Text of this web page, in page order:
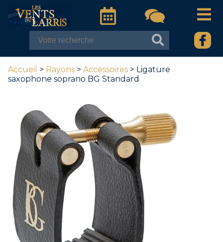
Accueil > Rayons > Accessoires > Ligature
saxophone soprano BG Standard